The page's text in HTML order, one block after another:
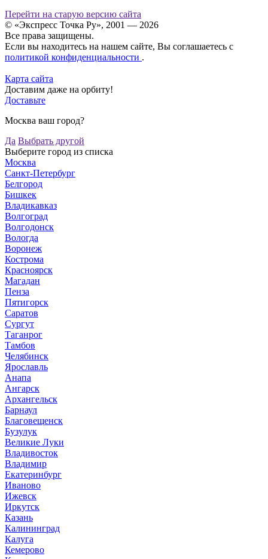
Перейти на старую версию сайта
© «Экспресс Точка Ру», 2001 — 2026
Все права защищены.
Если вы находитесь на нашем сайте, Вы соглашаетесь с
политикой конфиденциальности .
Карта сайта
Доставим даже на орбиту!
Доставьте
Москва ваш город?
Да Выбрать другой
Выберите город из списка
Москва
Санкт-Петербург
Белгород
Бишкек
Владикавказ
Волгоград
Волгодонск
Вологда
Воронеж
Кострома
Красноярск
Магадан
Пенза
Пятигорск
Саратов
Сургут
Таганрог
Тамбов
Челябинск
Ярославль
Анапа
Ангарск
Архангельск
Барнаул
Благовещенск
Бузулук
Великие Луки
Владивосток
Владимир
Екатеринбург
Иваново
Ижевск
Иркутск
Казань
Калининград
Калуга
Кемерово